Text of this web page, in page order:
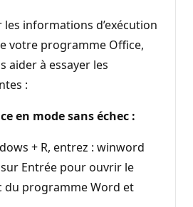
informations d’exécution
votre programme Office,
aider à essayer les
:
en mode sans échec :
+ R, entrez : winword
Entrée pour ouvrir le
du programme Word et